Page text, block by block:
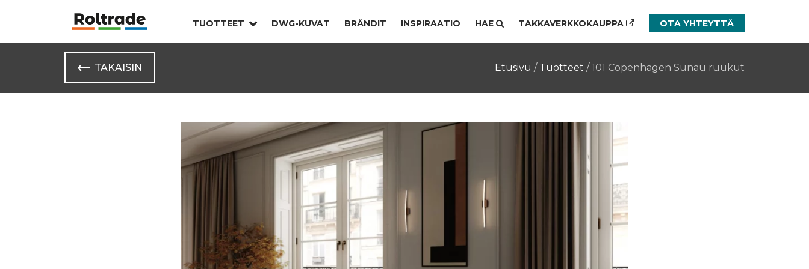
TUOTTEET DWG-KUVAT BRÄNDIT INSPIRAATIO HAE TAKKAVERKKOKAUPPA OTA YHTEYTTÄ
TAKAISIN Etusivu / Tuotteet /101 Copenhagen Sunau ruukut